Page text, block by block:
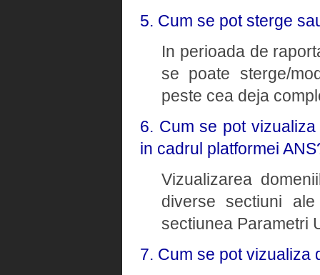
5. Cum se pot sterge
In perioada de
se poate sterge/
peste cea deja
6. Cum se pot
in cadrul platformei
Vizualizarea
diverse sectiuni
sectiunea Parametri
7. Cum se pot vizualiza